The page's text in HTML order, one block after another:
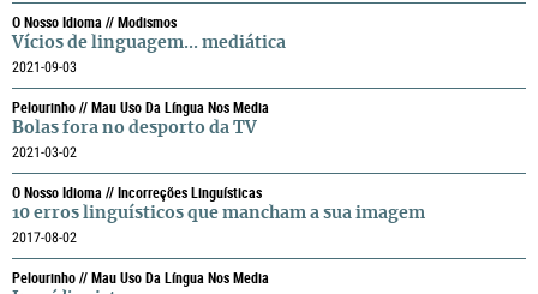
O Nosso Idioma // Modismos
Vícios de linguagem... mediática
2021-09-03
Pelourinho // Mau Uso Da Língua Nos Media
Bolas fora no desporto da TV
2021-03-02
O Nosso Idioma // Incorreções Linguísticas
10 erros linguísticos que mancham a sua imagem
2017-08-02
Pelourinho // Mau Uso Da Língua Nos Media